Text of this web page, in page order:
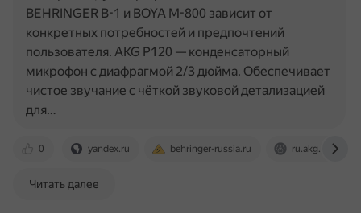
0 yandex.ru behringer-russia.ru ru.akg.com
BEHRINGER B-1 и BOYA M-800 зависит от
конкретных потребностей и предпочтений
пользователя. AKG P120 — конденсаторный
микрофон с диафрагмой 2/3 дюйма. Обеспечивает
чистое звучание с чёткой звуковой детализацией
для…
Читать далее